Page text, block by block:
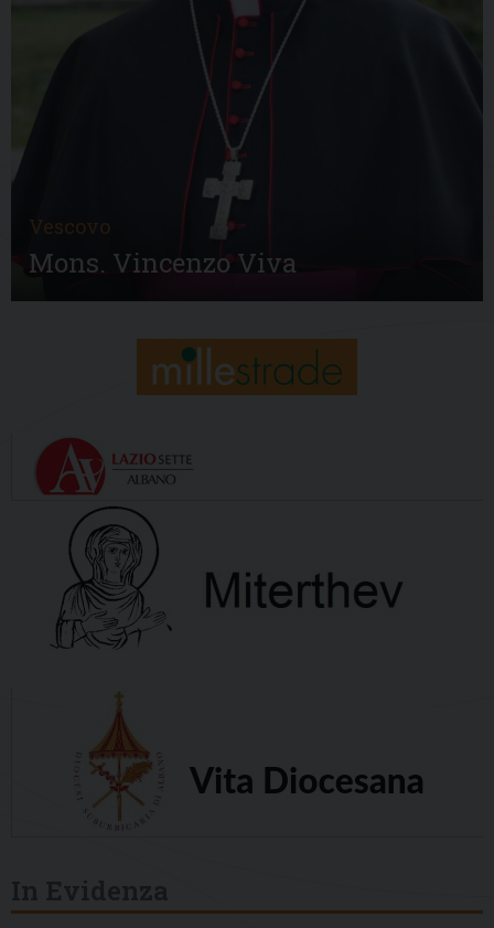
Vescovo
Mons. Vincenzo Viva